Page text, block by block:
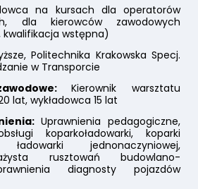
na kursach dla operatorów
dla kierowców zawodowych
kwalifikacja wstępna)
Politechnika Krakowska Specj.
w Transporcie
Kierownik warsztatu
lat, wykładowca 15 lat
Uprawnienia pedagogiczne,
koparkoładowarki, koparki
ładowarki jednonaczyniowej,
rusztowań budowlano-
diagnosty pojazdów